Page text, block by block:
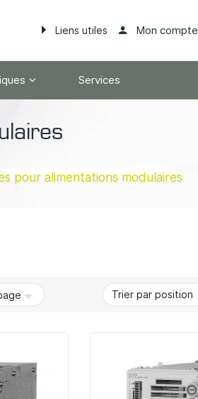
Liens utiles Mon compte
Services
pour alimentations modulaires